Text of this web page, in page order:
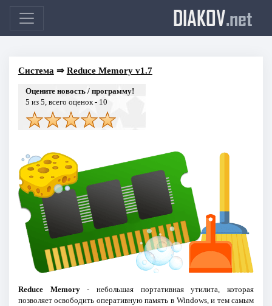
DIAKOV.net
Система ⇒ Reduce Memory v1.7
Оцените новость / программу!
5 из 5, всего оценок - 10
Reduce Memory- небольшая портативная утилита, которая
позволяет освободить оперативную память в Windows, и тем самым